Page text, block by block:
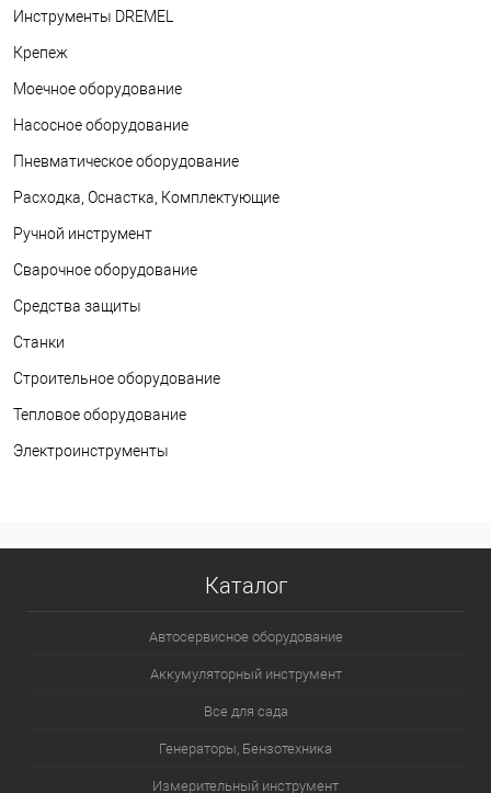
Инструменты DREMEL
Крепеж
Моечное оборудование
Насосное оборудование
Пневматическое оборудование
Расходка, Оснастка, Комплектующие
Ручной инструмент
Сварочное оборудование
Средства защиты
Станки
Строительное оборудование
Тепловое оборудование
Электроинструменты
Каталог
Автосервисное оборудование
Аккумуляторный инструмент
Все для сада
Генераторы, Бензотехника
Измерительный инструмент